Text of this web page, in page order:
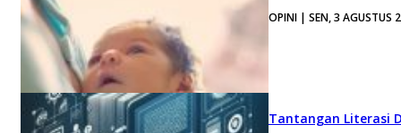
OPINI | SEN, 3 AGUSTUS
Tantangan Literasi